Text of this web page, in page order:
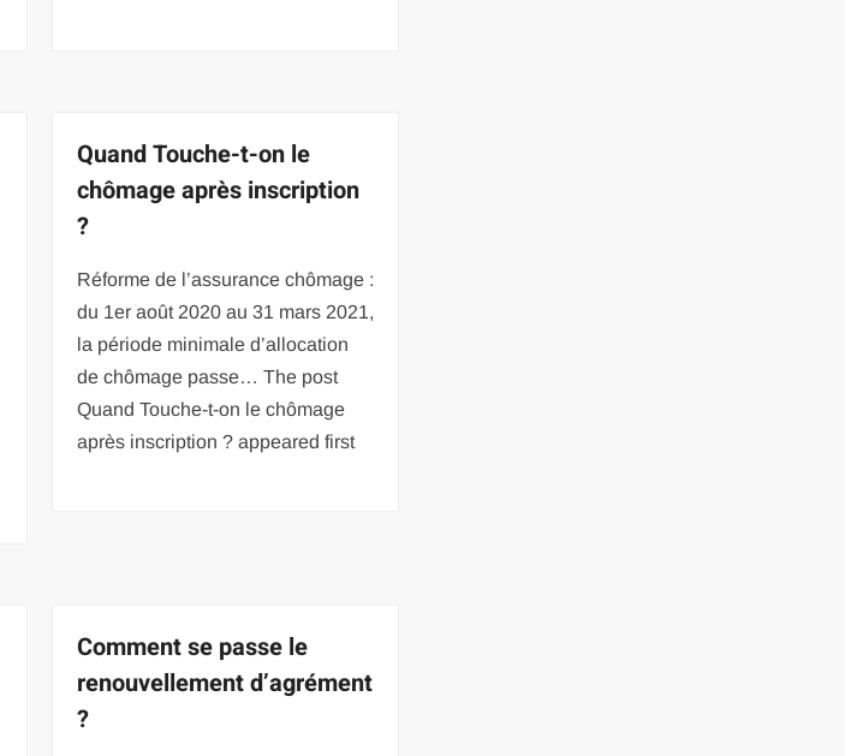
Quand Touche-t-on le
chômage après inscription
?
Réforme de l’assurance chômage :
du 1er août 2020 au 31 mars 2021,
la période minimale d’allocation
de chômage passe… The post
Quand Touche-t-on le chômage
après inscription ? appeared first
Comment se passe le
renouvellement d’agrément
?